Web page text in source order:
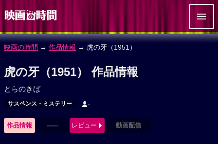
映画の時間 → 作品情報 → 虎の牙（1951）
虎の牙（1951） 作品情報
とらのきば
サスペンス・ミステリー -
作品情報 ------ レビュー 動画配信